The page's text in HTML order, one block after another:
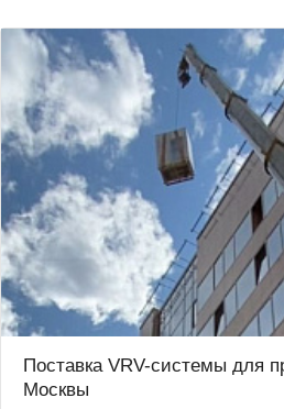
Поставка VRV-системы для
Москвы